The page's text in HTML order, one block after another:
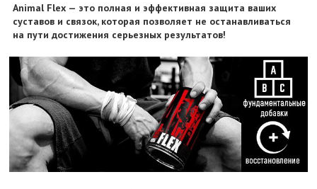
Animal Flex — это полная и эффективная защита ваших
суставов и связок, которая позволяет не останавливаться
на пути достижения серьезных результатов!